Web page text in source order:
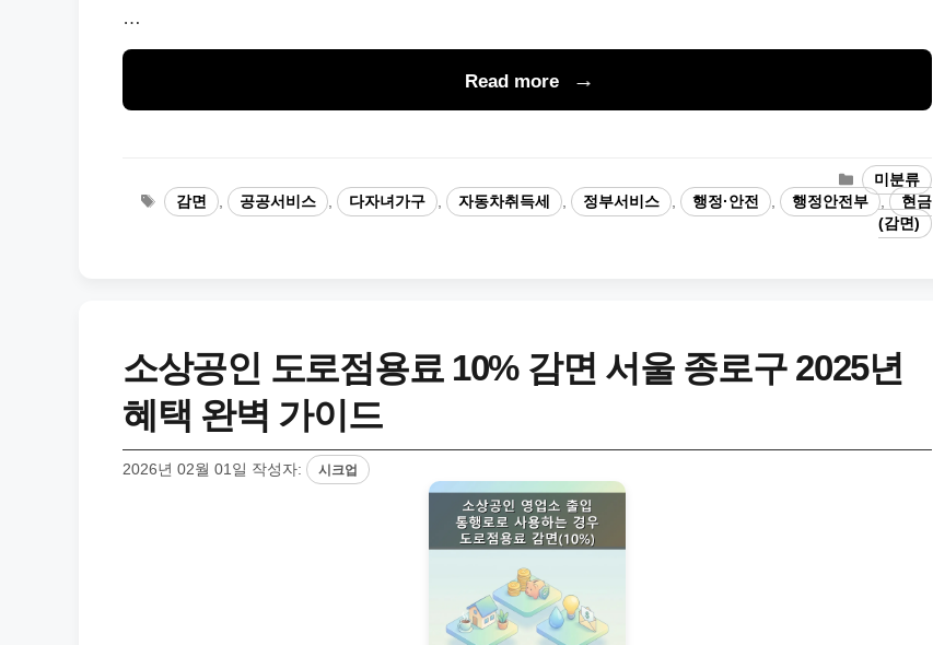
…
Read more
카
테
고
미분류
태
그
감면 공공서비스 다자녀가구 자동차취득세 정부서비스 행정·안전 행정안전부
현금
(감면)
소상공인 도로점용료 10% 감면 서울 종로구 2025년
혜택 완벽 가이드
2026년 02월 01일 작성자: 시크업